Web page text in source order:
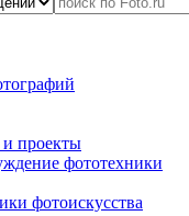
проекты
фототехники
фотоискусства